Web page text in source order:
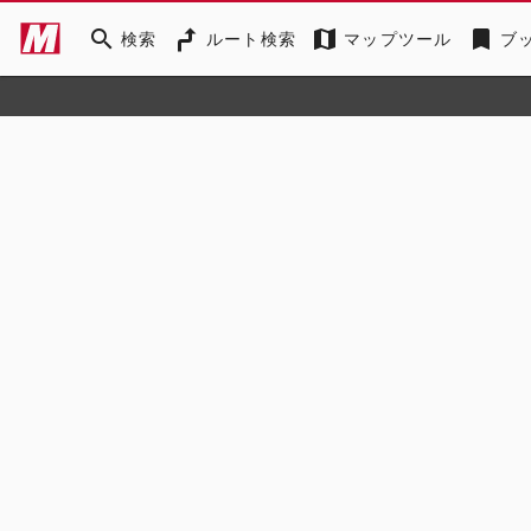
search 検索 ルート検索 map マップツール bookmark ブ